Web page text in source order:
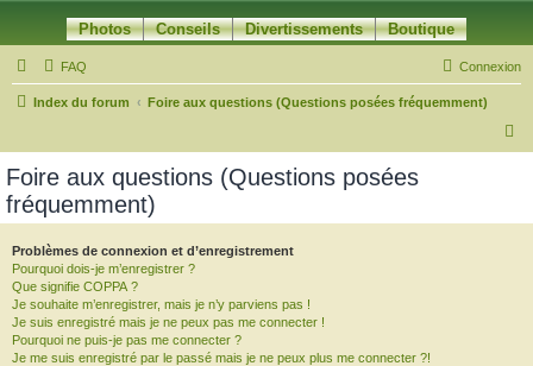
Photos Conseils Divertissements Boutique
FAQ Connexion
Index du forum
Foire aux questions (Questions posées fréquemment)
Foire aux questions (Questions posées
fréquemment)
Problèmes de connexion et d’enregistrement
Pourquoi dois-je m’enregistrer ?
Que signifie COPPA ?
Je souhaite m’enregistrer, mais je n’y parviens pas !
Je suis enregistré mais je ne peux pas me connecter !
Pourquoi ne puis-je pas me connecter ?
Je me suis enregistré par le passé mais je ne peux plus me connecter ?!